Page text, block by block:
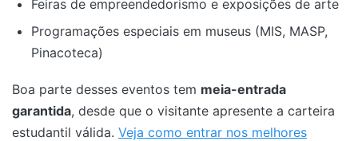
Feiras de empreendedorismo e exposições de arte
Programações especiais em museus (MIS, MASP,
Pinacoteca)
Boa parte desses eventos tem meia-entrada
garantida, desde que o visitante apresente a carteira
estudantil válida. Veja como entrar nos melhores